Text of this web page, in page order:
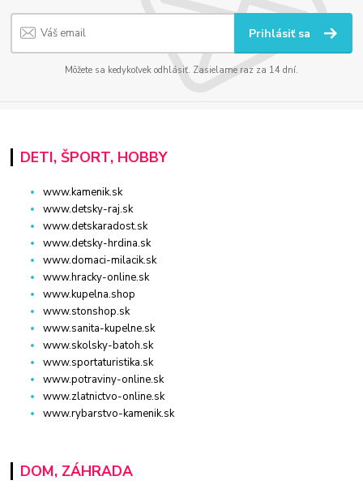
Prihlásiť sa
Môžete sa kedykoľvek odhlásiť. Zasielame raz za 14 dní.
DETI, ŠPORT, HOBBY
www.kamenik.sk
www.detsky-raj.sk
www.detskaradost.sk
www.detsky-hrdina.sk
www.domaci-milacik.sk
www.hracky-online.sk
www.kupelna.shop
www.stonshop.sk
www.sanita-kupelne.sk
www.skolsky-batoh.sk
www.sportaturistika.sk
www.potraviny-online.sk
www.zlatnictvo-online.sk
www.rybarstvo-kamenik.sk
DOM, ZÁHRADA